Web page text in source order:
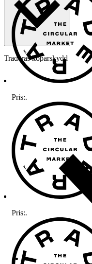
Traderas köparskydd
Pris:.
Pris:.